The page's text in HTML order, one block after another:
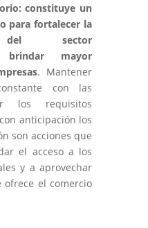
constituye un
para fortalecer la
del sector
brindar mayor
. Mantener
con las
los requisitos
anticipación los
son acciones que
el acceso a los
y a aprovechar
el comercio